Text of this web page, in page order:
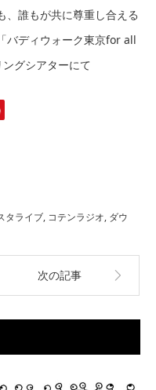
、誰もが共に尊重し合える
バディウォーク東京for all
グシアターにて
タライブ, コテンラジオ, ダウ
次の記事